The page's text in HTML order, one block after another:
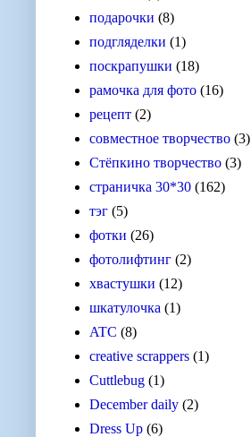
подарочки (8)
подгляделки (1)
поскрапушки (18)
рамочка для фото (16)
рецепт (2)
совместное творчество (3)
Стёпкино творчество (3)
страничка 30*30 (162)
тэг (5)
фотки (26)
фотолифтинг (2)
хвастушки (12)
шкатулочка (1)
ATC (8)
creative scrappers (1)
Cuttlebug (1)
December daily (2)
Dress Up (6)